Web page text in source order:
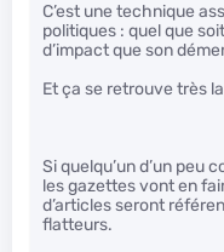
C’est une technique
politiques : quel que
d’impact que son
Et ça se retrouve très
Si quelqu’un d’un peu
les gazettes vont en
d’articles seront
flatteurs.